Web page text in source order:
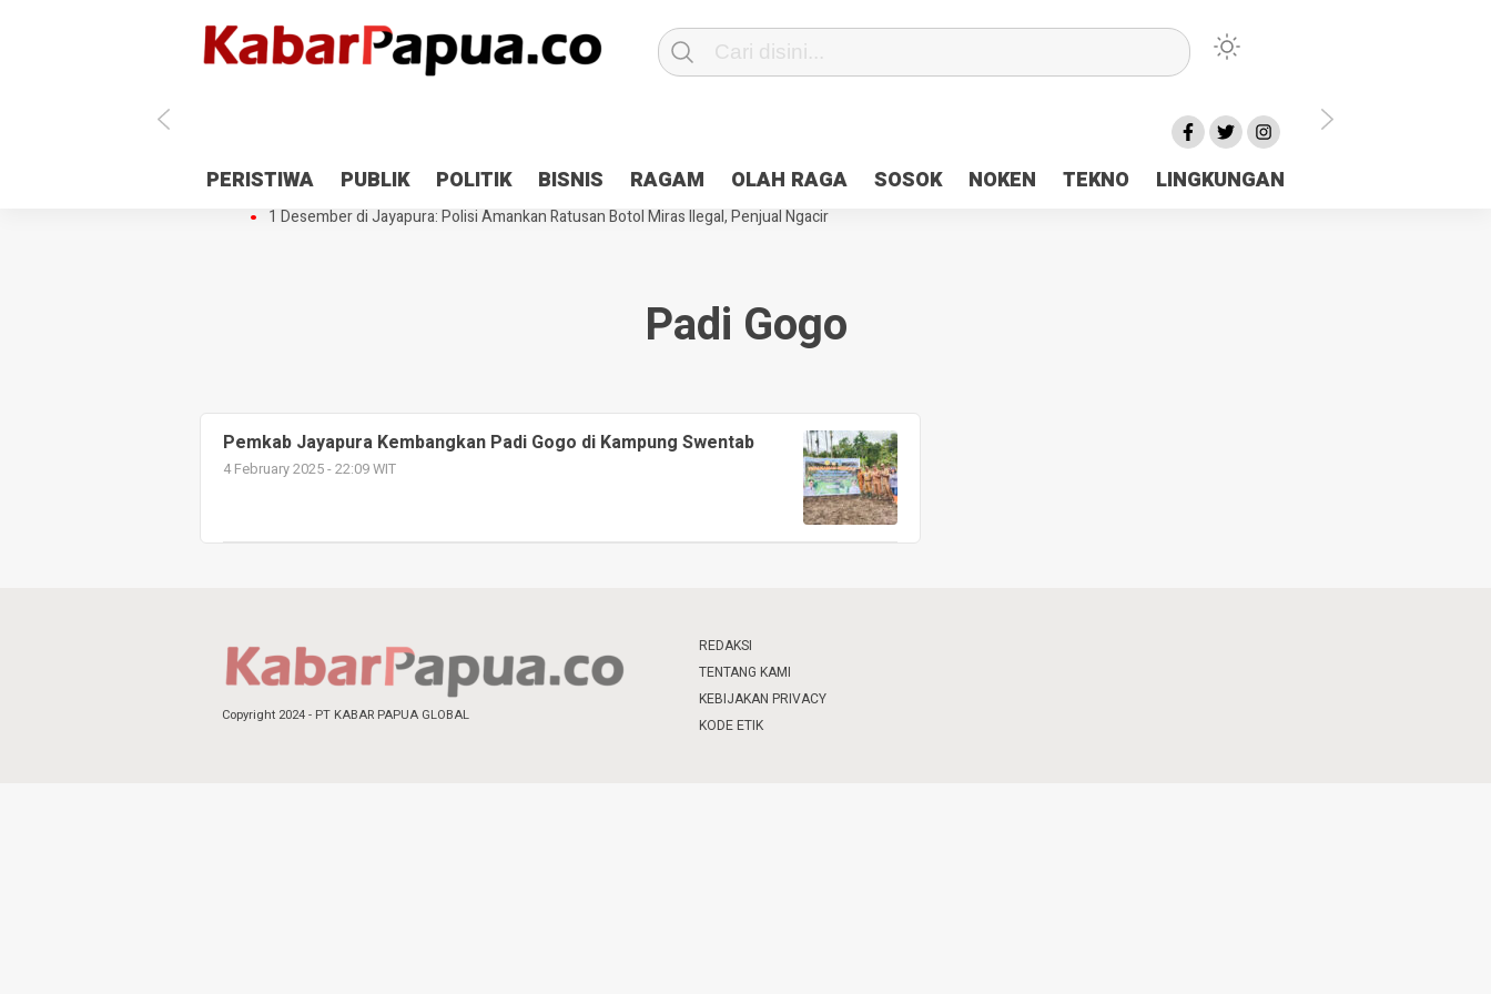
PERISTIWA PUBLIK POLITIK BISNIS RAGAM OLAH RAGA SOSOK NOKEN TEKNO LINGKUNGAN
Antisipasi 1 Desember, TNI Polri Patroli 2×24 jam di Kota Jayapura
Pesan Sejuk Polri di Deklarasi Pemilu Ceria Tanah Papua
Gedung Perpustakaan SMPN 5 Sentani Terbakar
Hibah Pilkada Jayapura Cair 10 Persen, Deposit Kas Daerah Rp23 Miliar Disorot
1 Desember di Jayapura: Polisi Amankan Ratusan Botol Miras Ilegal, Penjual Ngacir
Padi Gogo
Pemkab Jayapura Kembangkan Padi Gogo di Kampung Swentab
4 February 2025 - 22:09 WIT
Copyright 2024 - PT KABAR PAPUA GLOBAL
REDAKSI
TENTANG KAMI
KEBIJAKAN PRIVACY
KODE ETIK